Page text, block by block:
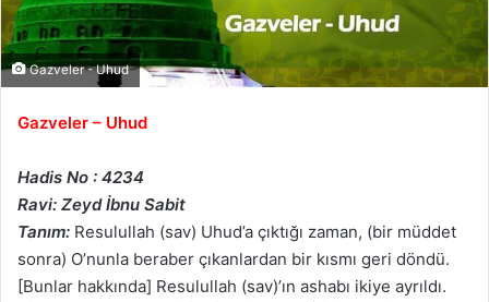
Gazveler - Uhud
Gazveler – Uhud
Hadis No : 4234
Ravi: Zeyd İbnu Sabit
Tanım: Resulullah (sav) Uhud’a çıktığı zaman, (bir müddet
sonra) O’nunla beraber çıkanlardan bir kısmı geri döndü.
[Bunlar hakkında] Resulullah (sav)’ın ashabı ikiye ayrıldı.